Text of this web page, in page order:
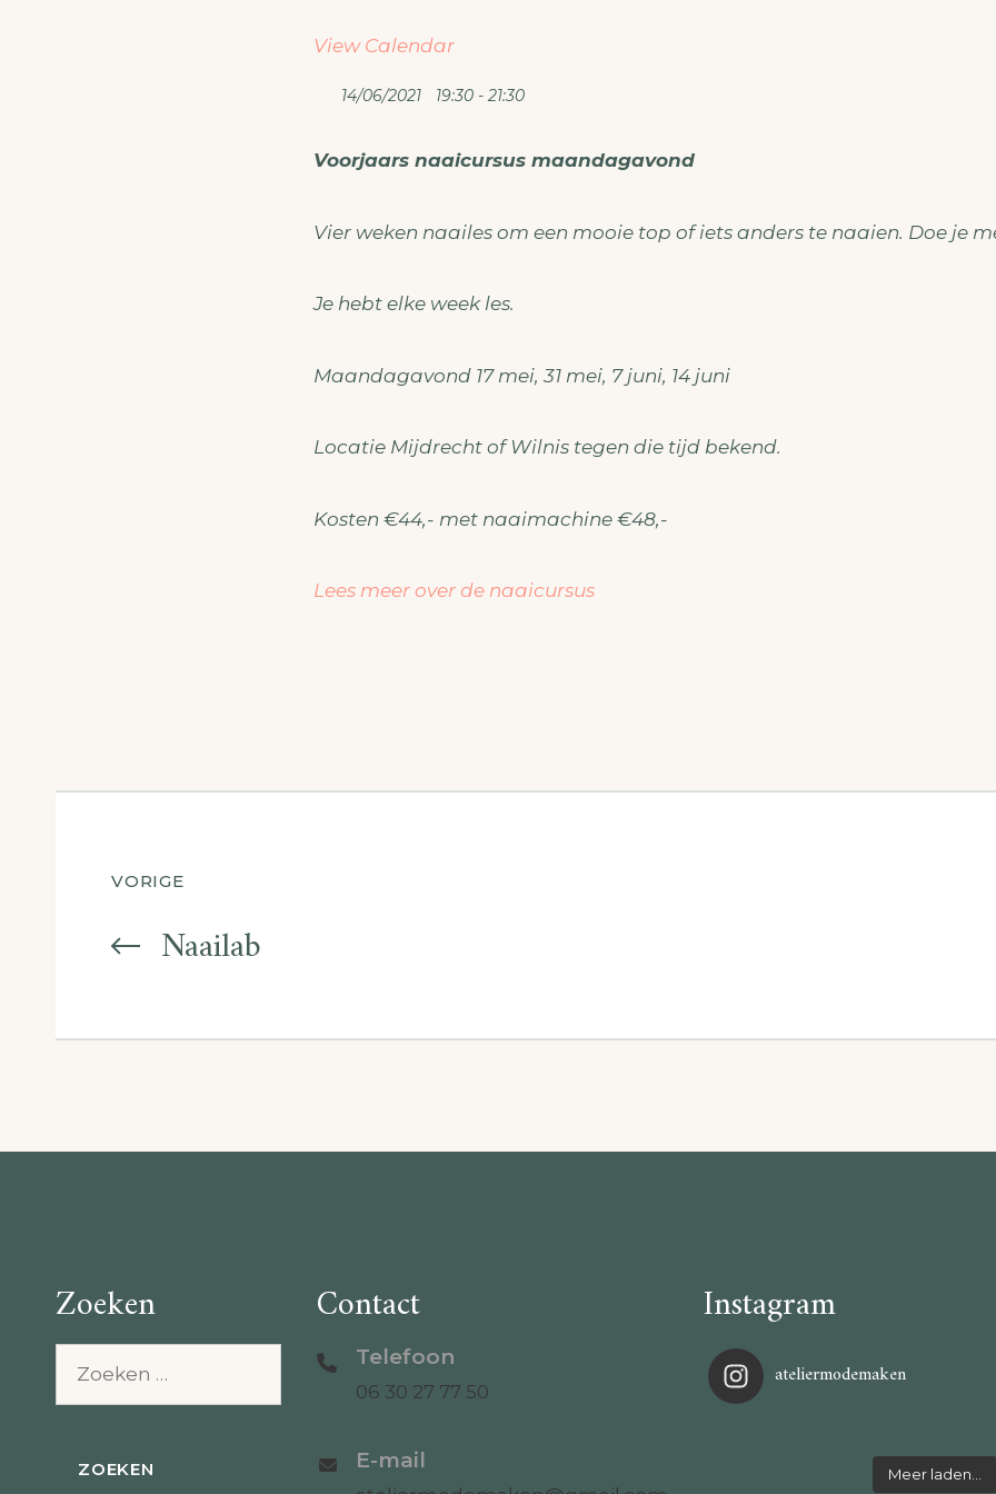
View Calendar
14/06/2021 19:30 - 21:30
Voorjaars naaicursus maandagavond
Vier weken naailes om een mooie top of iets anders te naaien. Doe je
Je hebt elke week les.
Maandagavond 17 mei, 31 mei, 7 juni, 14 juni
Locatie Mijdrecht of Wilnis tegen die tijd bekend.
Kosten €44,- met naaimachine €48,-
Lees meer over de naaicursus
Berichtnavigatie
VORIGE
Naailab
Zoeken Contact
Telefoon
06 30 27 77 50
E-mail
Instagram
ateliermodemaken
Meer laden…